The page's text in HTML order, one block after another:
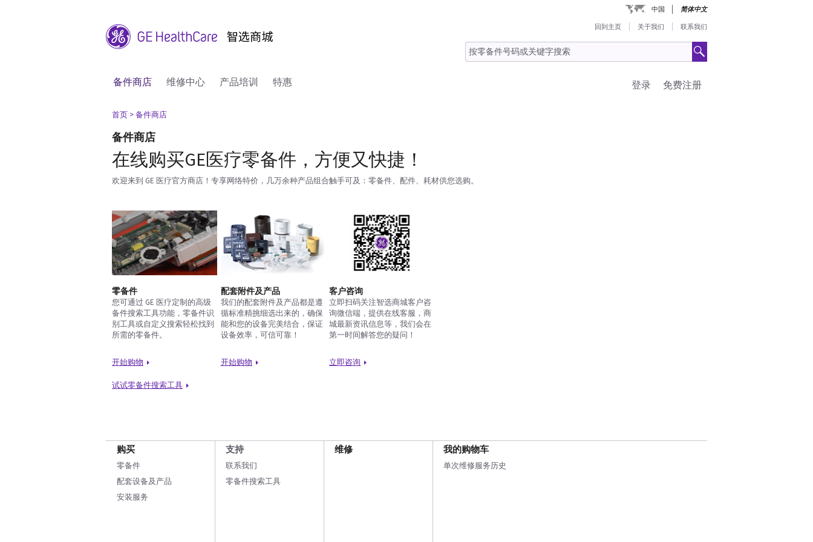
中国 简体中文
回到主页 关于我们 联系我们
备件商店 维修中心 产品培训 特惠 免费注册
登录
首页 > 备件商店
备件商店
在线购买GE医疗零备件，方便又快捷！
欢迎来到 GE 医疗官方商店！专享网络特价，几万余种产品组合触手可及：零备件、配件、耗材供您选购。
零备件
您可通过 GE 医疗定制的高级
备件搜索工具功能，零备件识
别工具或自定义搜索轻松找到
所需的零备件。
开始购物
试试零备件搜索工具
配套附件及产品
我们的配套附件及产品都是遵
循标准精挑细选出来的，确保
能和您的设备完美结合，保证
设备效率，可信可靠！
开始购物
客户咨询
立即扫码关注智选商城客户咨
询微信端，提供在线客服，商
城最新资讯信息等，我们会在
第一时间解答您的疑问！
立即咨询
购买
零备件
配套设备及产品
安装服务
支持
联系我们
零备件搜索工具
维修 我的购物车
单次维修服务历史